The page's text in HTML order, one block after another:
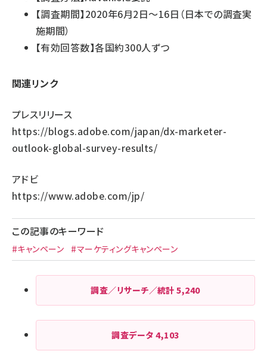
【調査期間】2020年6月2日～16日（日本での調査実
施期間）
【有効回答数】各国約300人ずつ
関連リンク
プレスリリース
https://blogs.adobe.com/japan/dx-marketer-
outlook-global-survey-results/
アドビ
https://www.adobe.com/jp/
この記事のキーワード
#キャンペーン #マーケティングキャンペーン
調査／リサーチ／統計5,240
調査データ4,103